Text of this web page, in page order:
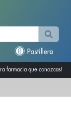
farmacia que conozcas!